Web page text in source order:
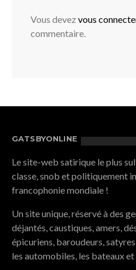
Vous devez vous
commentaire.
GATSBYONLINE
Le site-web satirique le plus
classe, snob et politiquement
francophonie mondiale !
Un site unique, réservé à des
déjantés, caustiques, amers,
épicuriens, baroudeurs,
les automobiles, les bateaux